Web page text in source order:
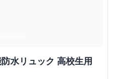
水リュック 高校生用